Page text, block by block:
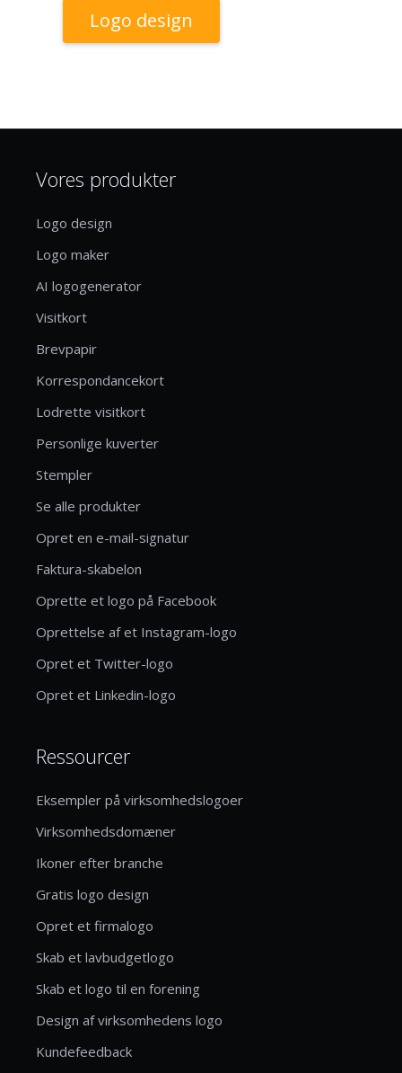
Logo design
Vores produkter
Logo design
Logo maker
AI logogenerator
Visitkort
Brevpapir
Korrespondancekort
Lodrette visitkort
Personlige kuverter
Stempler
Se alle produkter
Opret en e-mail-signatur
Faktura-skabelon
Oprette et logo på Facebook
Oprettelse af et Instagram-logo
Opret et Twitter-logo
Opret et Linkedin-logo
Ressourcer
Eksempler på virksomhedslogoer
Virksomhedsdomæner
Ikoner efter branche
Gratis logo design
Opret et firmalogo
Skab et lavbudgetlogo
Skab et logo til en forening
Design af virksomhedens logo
Kundefeedback